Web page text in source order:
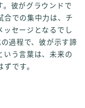
。彼がグラウンドで
合での集中力は、チ
ッセージとなるでし
過程で、彼が示す諦
いう言葉は、未来の
です。